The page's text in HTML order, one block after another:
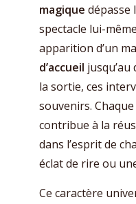
magique dépasse
spectacle lui-
apparition d’un
d’accueil
la sortie, ces
souvenirs. Chaque
contribue à la
dans l’esprit de
éclat de rire ou
Ce caractère